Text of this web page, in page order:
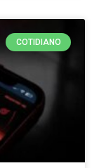
COTIDIANO